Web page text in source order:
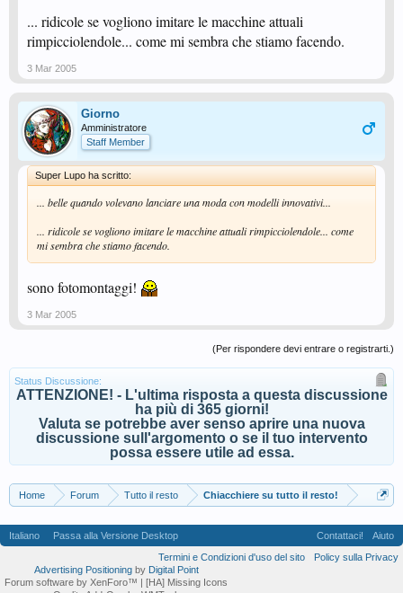
... ridicole se vogliono imitare le macchine attuali
rimpicciolendole... come mi sembra che stiamo facendo.
3 Mar 2005
Giorno
Amministratore
Staff Member
Super Lupo ha scritto:
... belle quando volevano lanciare una moda con modelli innovativi...
... ridicole se vogliono imitare le macchine attuali rimpicciolendole... come
mi sembra che stiamo facendo.
sono fotomontaggi!
3 Mar 2005
(Per rispondere devi entrare o registrarti.)
Status Discussione:
ATTENZIONE! - L'ultima risposta a questa discussione
ha più di 365 giorni!
Valuta se potrebbe aver senso aprire una nuova
discussione sull'argomento o se il tuo intervento
possa essere utile ad essa.
Home Forum Tutto il resto Chiacchiere su tutto il resto!
Italiano Passa alla Versione Desktop Contattaci!
Aiuto
Termini e Condizioni d'uso del sito
Policy sulla Privacy
Advertising Positioningby Digital Point
Forum software by XenForo™ | [HA] Missing Icons